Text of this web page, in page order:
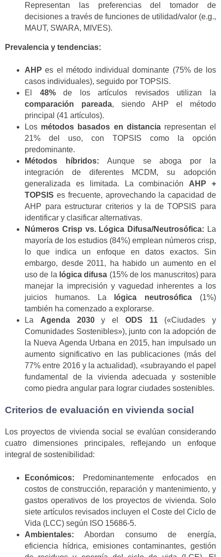
Representan las preferencias del tomador de
decisiones a través de funciones de utilidad/valor (e.g.,
MAUT, SWARA, MIVES).
Prevalencia y tendencias:
AHP es el método individual dominante (75% de los
casos individuales), seguido por TOPSIS.
El 48%de los artículos revisados utilizan la
comparación pareada, siendo AHP el método
principal (41 artículos).
Los métodos basados en distanciarepresentan el
21% del uso, con TOPSIS como la opción
predominante.
Métodos híbridos: Aunque se aboga por la
integración de diferentes MCDM, su adopción
generalizada es limitada. La combinación AHP +
TOPSIS es frecuente, aprovechando la capacidad de
AHP para estructurar criterios y la de TOPSIS para
identificar y clasificar alternativas.
Números Crisp vs. Lógica Difusa/Neutrosófica: La
mayoría de los estudios (84%) emplean números crisp,
lo que indica un enfoque en datos exactos. Sin
embargo, desde 2011, ha habido un aumento en el
uso de la lógica difusa (15% de los manuscritos) para
manejar la imprecisión y vaguedad inherentes a los
juicios humanos. La
lógica neutrosófica (1%)
también ha comenzado a explorarse.
La Agenda 2030y el ODS 11(«Ciudades y
Comunidades Sostenibles»), junto con la adopción de
la Nueva Agenda Urbana en 2015, han impulsado un
aumento significativo en las publicaciones (más del
77% entre 2016 y la actualidad), «subrayando el papel
fundamental de la vivienda adecuada y sostenible
como piedra angular para lograr ciudades sostenibles.
Criterios de evaluación en vivienda social
Los proyectos de vivienda social se evalúan considerando
cuatro dimensiones principales, reflejando un enfoque
integral de sostenibilidad:
Económicos: Predominantemente enfocados en
costos de construcción, reparación y mantenimiento, y
gastos operativos de los proyectos de vivienda. Solo
siete artículos revisados incluyen el Coste del Ciclo de
Vida (LCC) según ISO 15686-5.
Ambientales: Abordan consumo de energía,
eficiencia hídrica, emisiones contaminantes, gestión